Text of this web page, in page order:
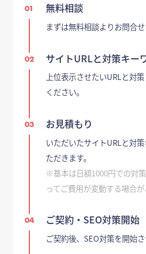
01 無料相談
まずは無料相談よりお問合せ
02 サイトURLと対策キー
上位表示させたいURLと対
ください。
03 お見積もり
いただいたサイトURLと対
ただきます。
※基本は日額1000円での対
ってご費用が変動する場合が
04 ご契約・SEO対策開始
ご契約後、SEO対策を開始さ